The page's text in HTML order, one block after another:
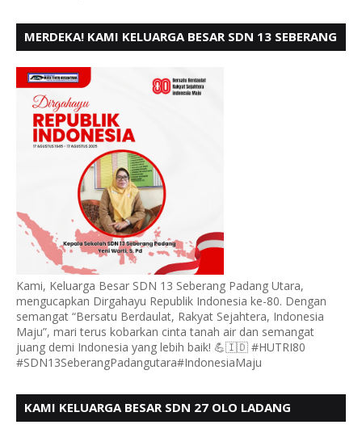
MERDEKA! KAMI KELUARGA BESAR SDN 13 SEBERANG
Kami, Keluarga Besar SDN 13 Seberang Padang Utara,
mengucapkan Dirgahayu Republik Indonesia ke-80. Dengan
semangat “Bersatu Berdaulat, Rakyat Sejahtera, Indonesia
Maju”, mari terus kobarkan cinta tanah air dan semangat
juang demi Indonesia yang lebih baik! 💪🇮🇩 #HUTRI80
#SDN13SeberangPadangutara#IndonesiaMaju
KAMI KELUARGA BESAR SDN 27 OLO LADANG